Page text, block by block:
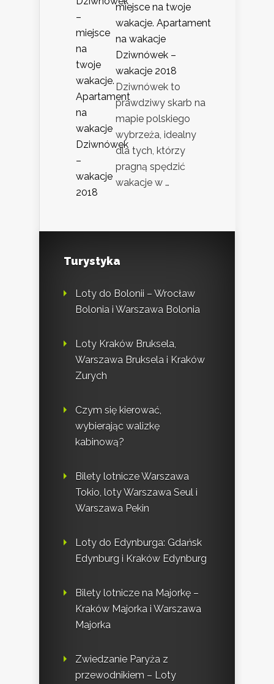
miejsce na twoje
wakacje. Apartament
na wakacje
Dziwnówek –
wakacje 2018
Dziwnówek to
prawdziwy skarb na
mapie polskiego
wybrzeża, idealny
dla tych, którzy
pragną spędzić
wakacje w …
Turystyka
Loty do Bolonii – Wrocław
Bolonia i Warszawa Bolonia
Loty Kraków Bruksela,
Warszawa Bruksela i Kraków
Zurych
Czym się kierować,
wybierając walizkę
kabinową?
Bilety lotnicze Warszawa
Tokio, loty Warszawa Seul i
Warszawa Pekin
Loty do Edynburga: Gdańsk
Edynburg i Kraków Edynburg
Bilety lotnicze na Majorkę –
Kraków Majorka i Warszawa
Majorka
Zwiedzanie Paryża z
przewodnikiem – Loty